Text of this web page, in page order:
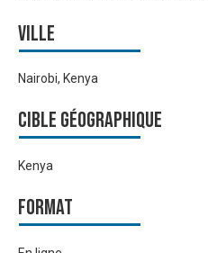
Ville
Nairobi, Kenya
Cible géographique
Kenya
Format